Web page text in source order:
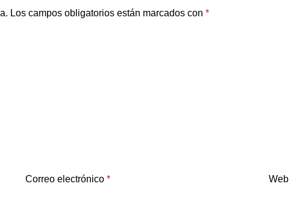
Los campos obligatorios están marcados con *
Correo electrónico * Web